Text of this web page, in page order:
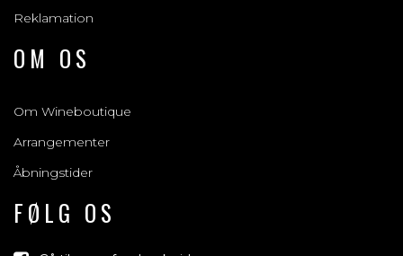
Reklamation
OM OS
Om Wineboutique
Arrangementer
Åbningstider
FØLG OS